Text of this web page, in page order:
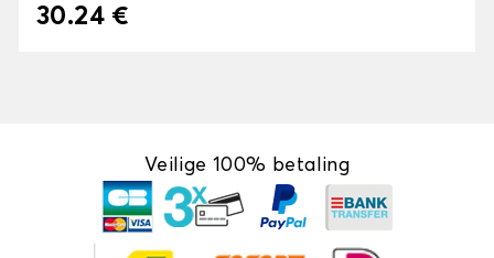
30.24 €
Veilige 100% betaling